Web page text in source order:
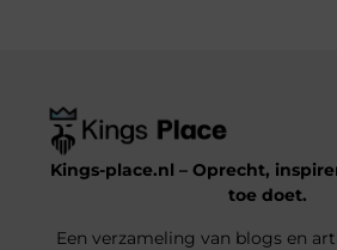
Kings-place.nl – Oprecht,
toe doet.
Een verzameling van blogs en